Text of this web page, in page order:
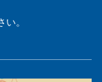
い。